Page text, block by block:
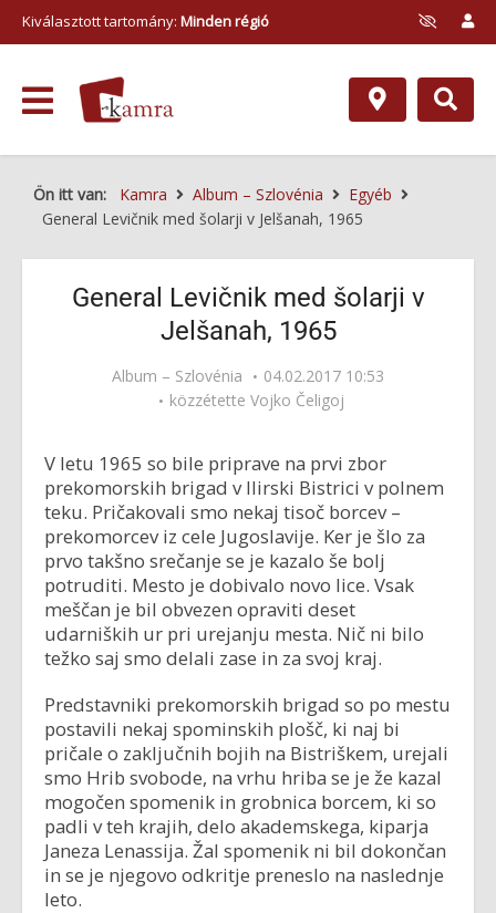
Kiválasztott tartomány: Minden régió
Ön itt van: Kamra Album – Szlovénia
Egyéb
General Levičnik med šolarji v Jelšanah, 1965
General Levičnik med šolarji v
Jelšanah, 1965
Album – Szlovénia
04.02.2017 10:53
közzétette Vojko Čeligoj
V letu 1965 so bile priprave na prvi zbor
prekomorskih brigad v Ilirski Bistrici v polnem
teku. Pričakovali smo nekaj tisoč borcev –
prekomorcev iz cele Jugoslavije. Ker je šlo za
prvo takšno srečanje se je kazalo še bolj
potruditi. Mesto je dobivalo novo lice. Vsak
meščan je bil obvezen opraviti deset
udarniških ur pri urejanju mesta. Nič ni bilo
težko saj smo delali zase in za svoj kraj.
Predstavniki prekomorskih brigad so po mestu
postavili nekaj spominskih plošč, ki naj bi
pričale o zaključnih bojih na Bistriškem, urejali
smo Hrib svobode, na vrhu hriba se je že kazal
mogočen spomenik in grobnica borcem, ki so
padli v teh krajih, delo akademskega, kiparja
Janeza Lenassija. Žal spomenik ni bil dokončan
in se je njegovo odkritje preneslo na naslednje
leto.